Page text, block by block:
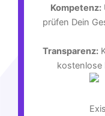
Kompetenz:
prüfen Dein
Transparenz:
kostenlose